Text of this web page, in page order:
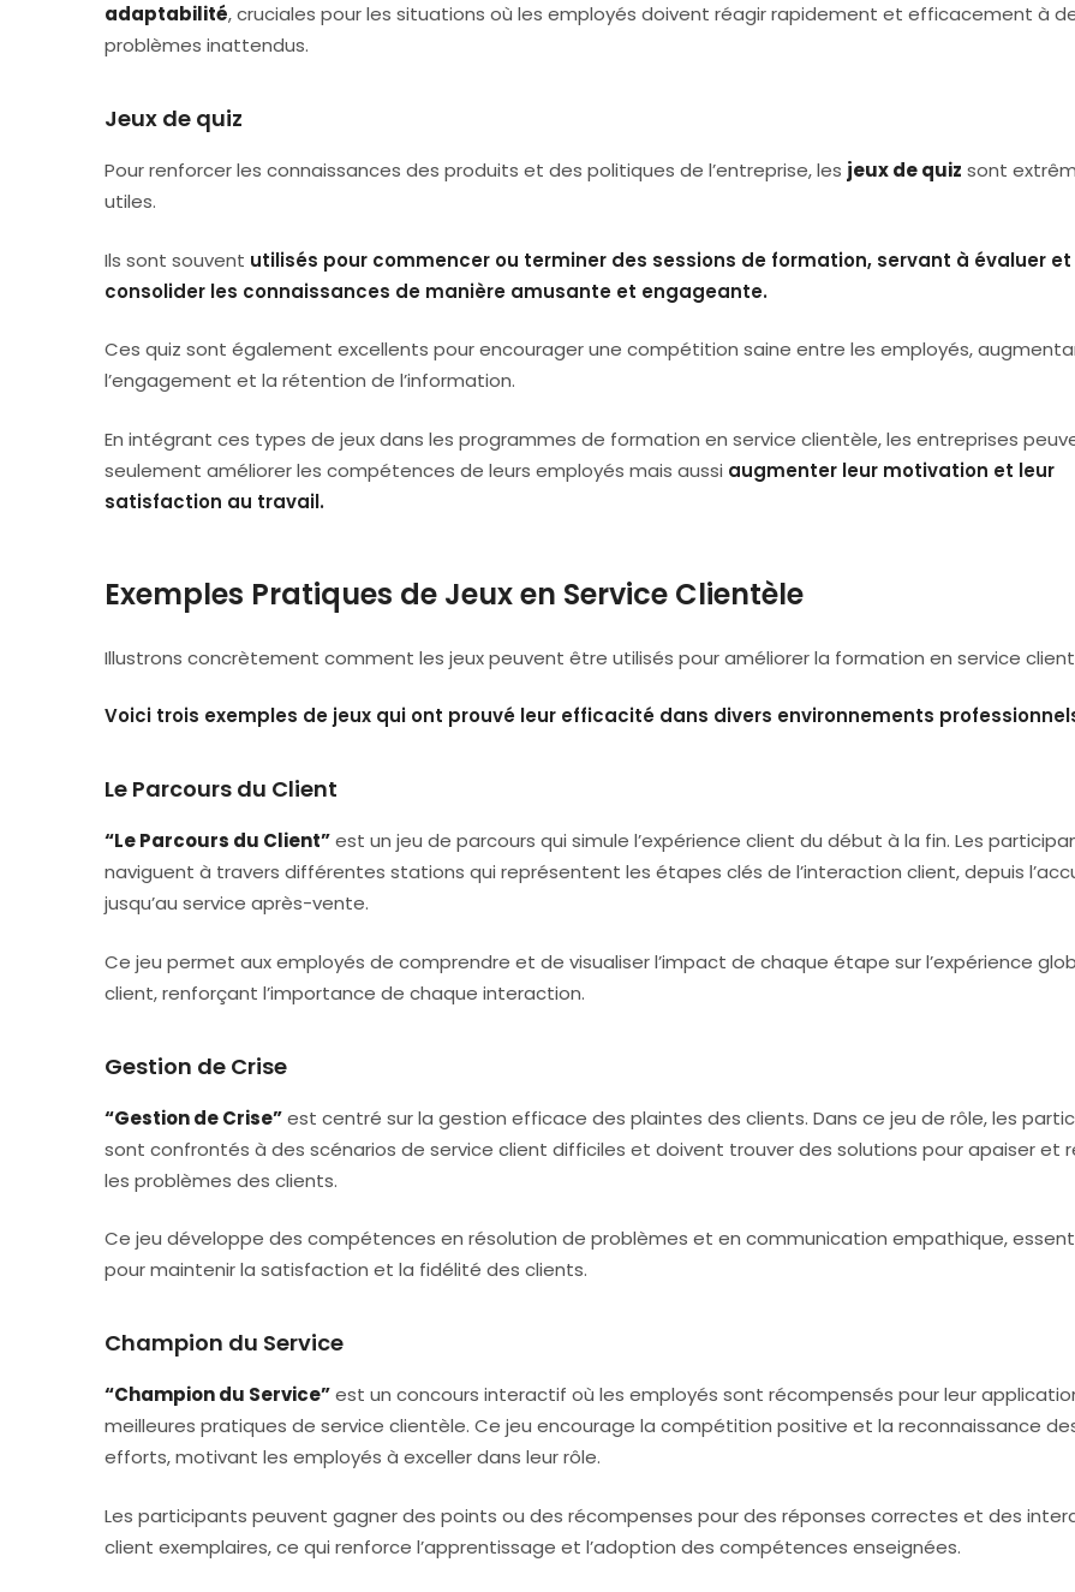
adaptabilité, cruciales pour les situations où les employés doivent réagir rapidement et efficacement à
problèmes inattendus.
Jeux de quiz
Pour renforcer les connaissances des produits et des politiques de l’entreprise, les jeux de quiz sont
utiles.
Ils sont souvent utilisés pour commencer ou terminer des sessions de formation, servant à évaluer et
consolider les connaissances de manière amusante et engageante.
Ces quiz sont également excellents pour encourager une compétition saine entre les employés,
l’engagement et la rétention de l’information.
En intégrant ces types de jeux dans les programmes de formation en service clientèle, les entreprises
seulement améliorer les compétences de leurs employés mais aussi augmenter leur motivation et leur
satisfaction au travail.
Exemples Pratiques de Jeux en Service Clientèle
Illustrons concrètement comment les jeux peuvent être utilisés pour améliorer la formation en service
Voici trois exemples de jeux qui ont prouvé leur efficacité dans divers environnements
Le Parcours du Client
“Le Parcours du Client”est un jeu de parcours qui simule l’expérience client du début à la fin. Les
naviguent à travers différentes stations qui représentent les étapes clés de l’interaction client, depuis
jusqu’au service après-vente.
Ce jeu permet aux employés de comprendre et de visualiser l’impact de chaque étape sur l’expérience
client, renforçant l’importance de chaque interaction.
Gestion de Crise
“Gestion de Crise”est centré sur la gestion efficace des plaintes des clients. Dans ce jeu de rôle, les
sont confrontés à des scénarios de service client difficiles et doivent trouver des solutions pour apaiser et
les problèmes des clients.
Ce jeu développe des compétences en résolution de problèmes et en communication empathique,
pour maintenir la satisfaction et la fidélité des clients.
Champion du Service
“Champion du Service”est un concours interactif où les employés sont récompensés pour leur
meilleures pratiques de service clientèle. Ce jeu encourage la compétition positive et la reconnaissance
efforts, motivant les employés à exceller dans leur rôle.
Les participants peuvent gagner des points ou des récompenses pour des réponses correctes et des
client exemplaires, ce qui renforce l’apprentissage et l’adoption des compétences enseignées.